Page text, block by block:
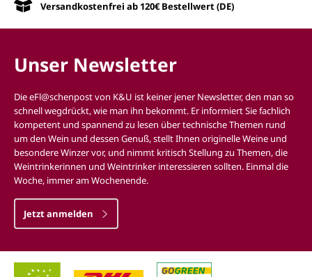
Versandkostenfrei ab 120€ Bestellwert (DE)
Unser Newsletter
Die eFl@schenpost von K&U ist keiner jener Newsletter, den man so
schnell wegdrückt, wie man ihn bekommt. Er informiert Sie fachlich
kompetent und spannend zu lesen über technische Themen rund
um den Wein und dessen Genuß, stellt Ihnen originelle Weine und
besondere Winzer vor, und nimmt kritisch Stellung zu Themen, die
Weintrinkerinnen und Weintrinker interessieren sollten. Einmal die
Woche, immer am Wochenende.
Jetzt anmelden